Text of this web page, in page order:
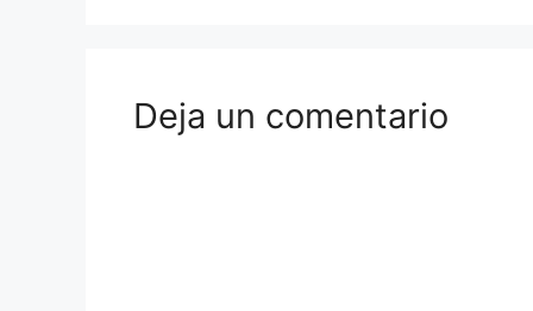
Deja un comentario